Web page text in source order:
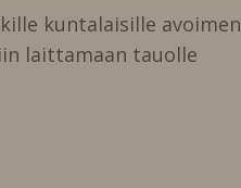
kuntalaisille avoimen
laittamaan tauolle